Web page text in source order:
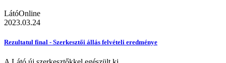
LátóOnline
2023.03.24
Rezultatul final - Szerkesztői állás felvételi eredménye